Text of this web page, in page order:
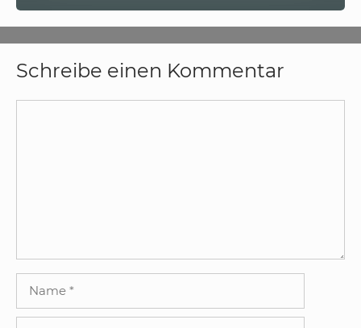
Schreibe einen Kommentar